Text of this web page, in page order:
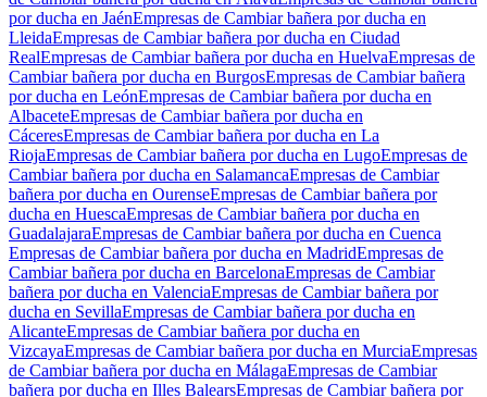
por ducha en JaénEmpresas de Cambiar bañera por ducha en
LleidaEmpresas de Cambiar bañera por ducha en Ciudad
RealEmpresas de Cambiar bañera por ducha en HuelvaEmpresas de
Cambiar bañera por ducha en BurgosEmpresas de Cambiar bañera
por ducha en LeónEmpresas de Cambiar bañera por ducha en
AlbaceteEmpresas de Cambiar bañera por ducha en
CáceresEmpresas de Cambiar bañera por ducha en La
RiojaEmpresas de Cambiar bañera por ducha en LugoEmpresas de
Cambiar bañera por ducha en SalamancaEmpresas de Cambiar
bañera por ducha en OurenseEmpresas de Cambiar bañera por
ducha en HuescaEmpresas de Cambiar bañera por ducha en
GuadalajaraEmpresas de Cambiar bañera por ducha en Cuenca
Empresas de Cambiar bañera por ducha en MadridEmpresas de
Cambiar bañera por ducha en BarcelonaEmpresas de Cambiar
bañera por ducha en ValenciaEmpresas de Cambiar bañera por
ducha en SevillaEmpresas de Cambiar bañera por ducha en
AlicanteEmpresas de Cambiar bañera por ducha en
VizcayaEmpresas de Cambiar bañera por ducha en MurciaEmpresas
de Cambiar bañera por ducha en MálagaEmpresas de Cambiar
bañera por ducha en Illes BalearsEmpresas de Cambiar bañera por